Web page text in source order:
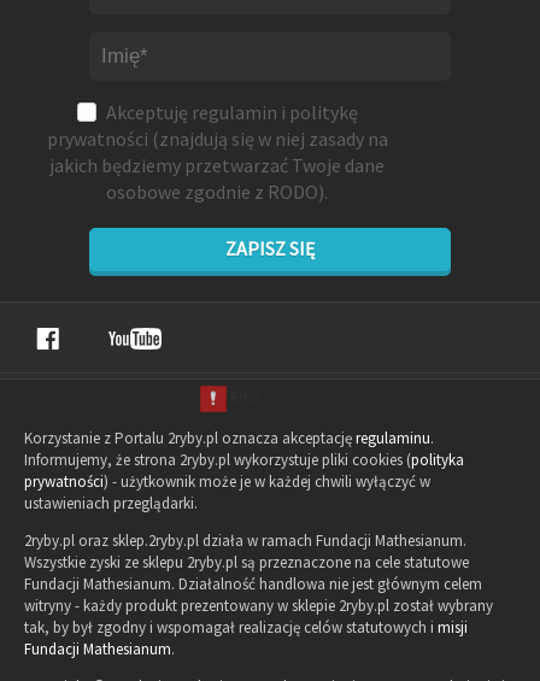
Akceptuję regulamin i politykę
prywatności (znajdują się w niej zasady na
jakich będziemy przetwarzać Twoje dane
osobowe zgodnie z RODO).
ZAPISZ SIĘ
Korzystanie z Portalu 2ryby.pl oznacza akceptacjęregulaminu.
Informujemy, że strona 2ryby.pl wykorzystuje pliki cookies (polityka
prywatności) - użytkownik może je w każdej chwili wyłączyć w
ustawieniach przeglądarki.
2ryby.pl oraz sklep.2ryby.pl działa w ramach Fundacji Mathesianum.
Wszystkie zyski ze sklepu 2ryby.pl są przeznaczone na cele statutowe
Fundacji Mathesianum. Działalność handlowa nie jest głównym celem
witryny - każdy produkt prezentowany w sklepie 2ryby.pl został wybrany
tak, by był zgodny i wspomagał realizację celów statutowych i misji
Fundacji Mathesianum.